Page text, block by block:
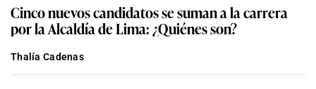
Cinco nuevos candidatos se suman a la carrera
por la Alcaldía de Lima: ¿Quiénes son?
Thalía Cadenas